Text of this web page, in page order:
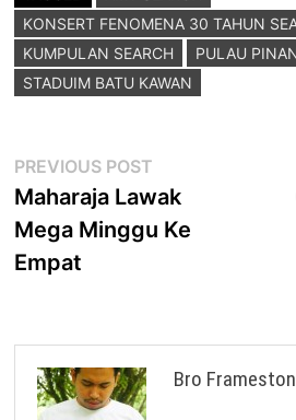
KONSERT FENOMENA 30 TAHUN
KUMPULAN SEARCH
PULAU
STADUIM BATU KAWAN
Post
navigation
PREVIOUS POST
post:
Maharaja Lawak
Mega Minggu Ke
Empat
Bro